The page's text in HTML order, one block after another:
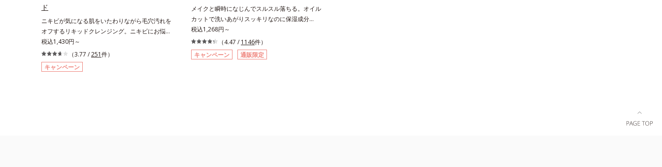
ド
ニキビが気になる肌をいたわりながら毛穴汚れを
オフするリキッドクレンジング。ニキビにお悩み
の肌をいたわりながら、メイクをしっかりオフす
るリキッドクレンジングです。ファンデーショ
ン、ポイントメイクなどの個々の汚れに対応する
洗浄成分が、何度も肌をこすらなくてもメイク汚
税込1,430円～
（3.77 /251件）
キャンペーン
メイクと瞬時になじんでスルスル落ちる。オイル
カットで洗いあがりスッキリなのに保湿成分
30％以上で後肌のうるおい感も抜群。「メイク
落ち」と「快適な洗い上がり」を叶える、アクア
クレンジング成分を採用。ファンデーションやポ
イントメイクなど、それぞれの汚れに的を絞って
税込1,268円～
（4.47 / 1146件）
キャンペーン
通販限定